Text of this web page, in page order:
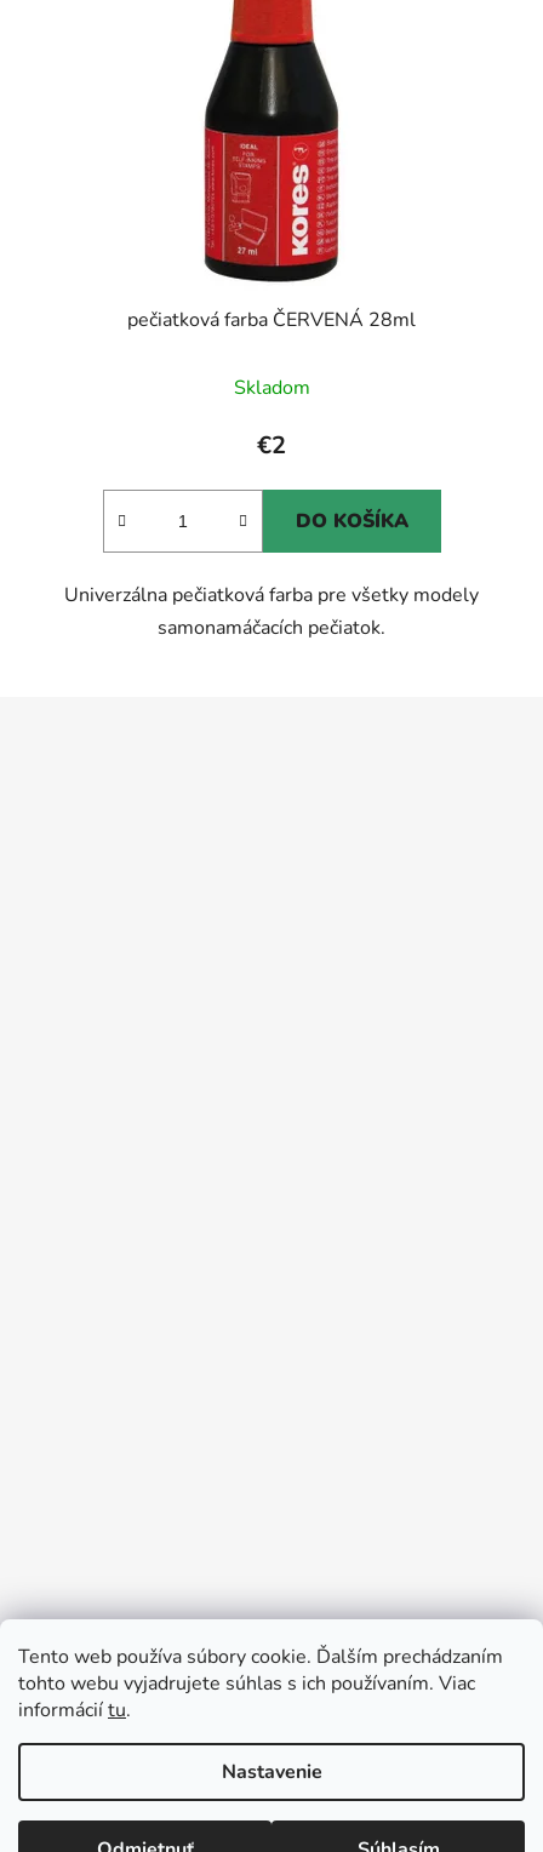
Tento web používa súbory cookie. Ďalším prechádzaním
tohto webu vyjadrujete súhlas s ich používaním. Viac
informáciítu.
Nastavenie
SKRYTÉ PRÍPLATKY - CENY SÚ KONEČNÉ ★
Expedujeme DENNE - ZĽAVY UŽ OD DVOCH KUSOV
pečiatková farba ČERVENÁ 28ml
Skladom
€2
DO KOŠÍKA
Univerzálna pečiatková farba pre všetky modely
samonamáčacích pečiatok.
Vytvoril Shoptet
Copyright 2026Pečiatková pohotovosť - najlacnejsie